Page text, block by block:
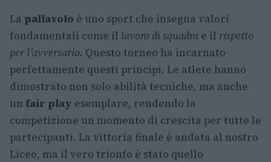
La pallavolo è uno sport che insegna valori
fondamentali come il lavoro di squadra e il rispetto
per l’avversario. Questo torneo ha incarnato
perfettamente questi principi. Le atlete hanno
dimostrato non solo abilità tecniche, ma anche
un fair play esemplare, rendendo la
competizione un momento di crescita per tutte le
partecipanti. La vittoria finale è andata al nostro
Liceo, ma il vero trionfo è stato quello